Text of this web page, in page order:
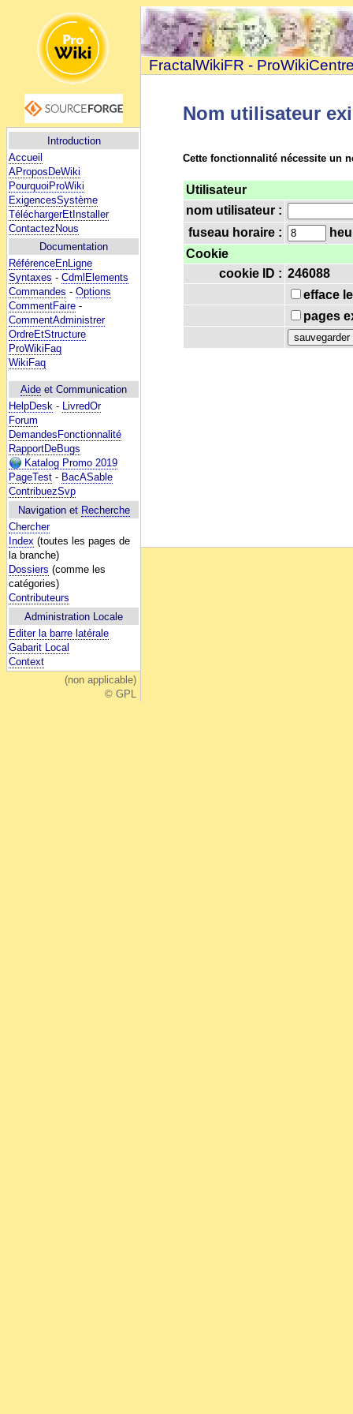
Introduction
Accueil
AProposDeWiki
PourquoiProWiki
ExigencesSystème
TéléchargerEtInstaller
ContactezNous
Documentation
RéférenceEnLigne
Syntaxes - CdmlElements
Commandes - Options
CommentFaire -
CommentAdministrer
OrdreEtStructure
ProWikiFaq
WikiFaq
Aide et Communication
HelpDesk - LivredOr
Forum
DemandesFonctionnalité
RapportDeBugs
Katalog Promo 2019
PageTest - BacASable
ContribuezSvp
Navigation et Recherche
Chercher
Index (toutes les pages de
la branche)
Dossiers (comme les
catégories)
Contributeurs
Administration Locale
Editer la barre latérale
Gabarit Local
Context
(non applicable)
© GPL
FractalWikiFR -
Nom utilisateur
Cette fonctionnalité nécessite un
Utilisateur
nom utilisateur :
fuseau horaire :
Cookie
cookie ID : 246088
efface
pages